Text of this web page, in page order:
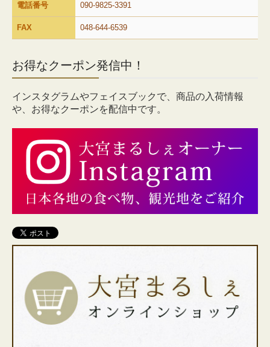
電話番号 090-9825-3391
FAX 048-644-6539
お得なクーポン発信中！
インスタグラムやフェイスブックで、商品の入荷情報
や、お得なクーポンを配信中です。